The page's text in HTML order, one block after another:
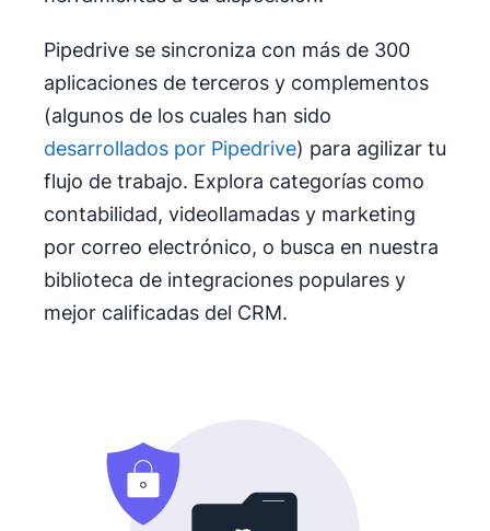
Pipedrive se sincroniza con más de 300
aplicaciones de terceros y complementos
(algunos de los cuales han sido
desarrollados por Pipedrive) para agilizar tu
flujo de trabajo. Explora categorías como
contabilidad, videollamadas y marketing
por correo electrónico, o busca en nuestra
biblioteca de integraciones populares y
mejor calificadas del CRM.